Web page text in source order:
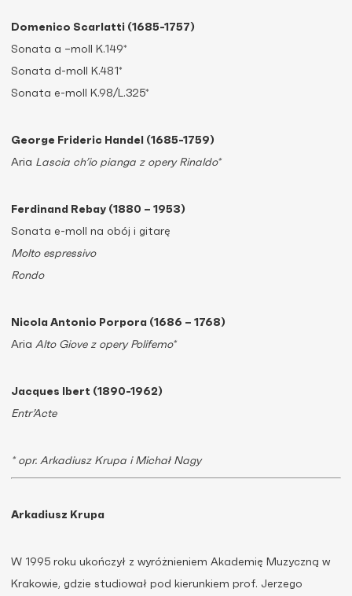
Domenico Scarlatti (1685-1757)
Sonata a –moll K.149*
Sonata d-moll K.481*
Sonata e-moll K.98/L.325*
George Frideric Handel (1685-1759)
Aria Lascia ch’io pianga z opery Rinaldo*
Ferdinand Rebay (1880 – 1953)
Sonata e-moll na obój i gitarę
Molto espressivo
Rondo
Nicola Antonio Porpora (1686 – 1768)
Aria Alto Giove z opery Polifemo*
Jacques Ibert (1890-1962)
Entr’Acte
* opr. Arkadiusz Krupa i Michał Nagy
Arkadiusz Krupa
W 1995 roku ukończył z wyróżnieniem Akademię Muzyczną w
Krakowie, gdzie studiował pod kierunkiem prof. Jerzego